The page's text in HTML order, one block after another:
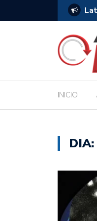
escolares e sanciona
INICIO
DIA: